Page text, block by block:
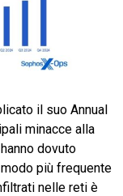
il suo Annual
minacce alla
dovuto
più frequente
nelle reti è